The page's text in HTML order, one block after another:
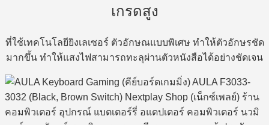
เกรดสูง
ที่ใช้เทคโนโลยียิงเลเซอร์ ตัวอักษณแบบพิเศษ ทำให้ตัวอักษรชัด
มากขึ้น ทำให้แสงไฟสามารถทะลุผ่านตัวหนังสือได้อย่างชัดเจน